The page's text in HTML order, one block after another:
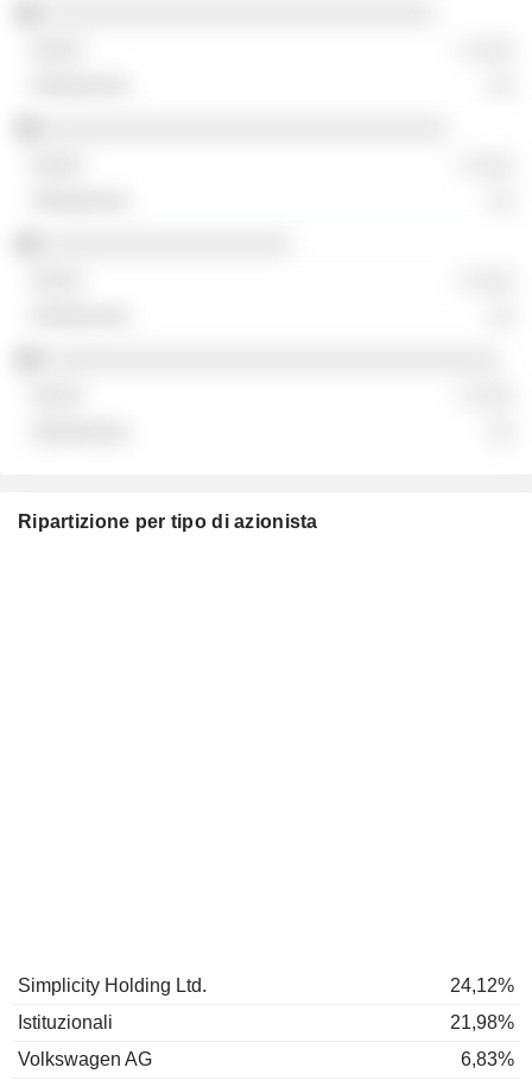
Ripartizione per tipo di azionista
Simplicity Holding Ltd.
24,12%
Istituzionali
21,98%
Volkswagen AG
6,83%